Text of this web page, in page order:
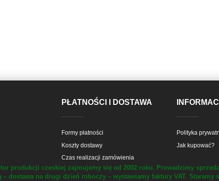
PŁATNOŚCI I DOSTAWA
Formy płatności
Koszty dostawy
Czas realizacji zamówienia
Polityka
Jak kupować?
produkcji czeskiej zajmujemy się od 2002 roku. Prowadzimy
dostawa na drugi dzień roboczy – wystawiamy faktury VAT. Staramy